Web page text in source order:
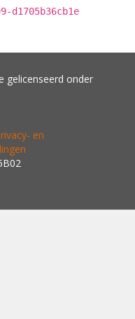
d1705b36cb1e
gelicenseerd onder
en